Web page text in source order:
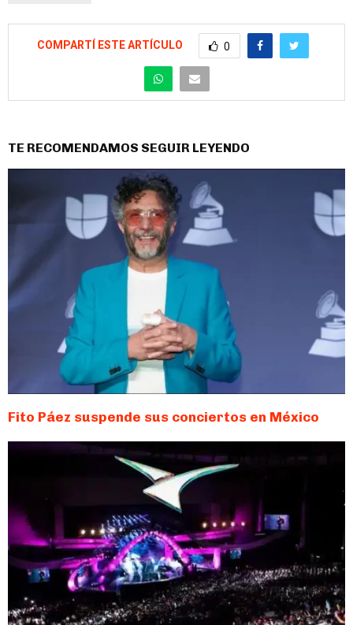
COMPARTÍ ESTE ARTÍCULO 0
TE RECOMENDAMOS SEGUIR LEYENDO
Fito Páez suspende sus conciertos en México